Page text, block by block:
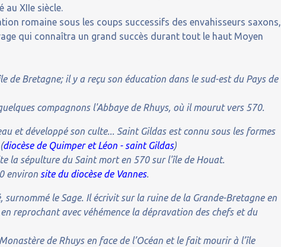
au XIIe siècle.
romaine sous les coups successifs des envahisseurs saxons,
qui connaîtra un grand succès durant tout le haut Moyen
de Bretagne; il y a reçu son éducation dans le sud-est du Pays de
compagnons l'Abbaye de Rhuys, où il mourut vers 570.
et développé son culte... Saint Gildas est connu sous les formes
diocèse de Quimper et Léon - saint Gildas)
la sépulture du Saint mort en 570 sur l'île de Houat.
environ site du diocèse de Vannes.
surnommé le Sage. Il écrivit sur la ruine de la Grande-Bretagne en
reprochant avec véhémence la dépravation des chefs et du
de Rhuys en face de l’Océan et le fait mourir à l’île